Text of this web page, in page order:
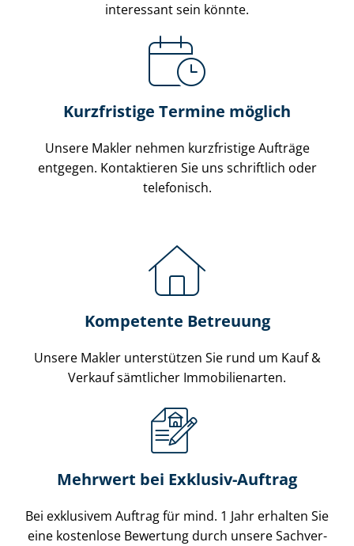
interessant sein könnte.
Kurzfristige Termine möglich
Unsere Makler nehmen kurzfristige Aufträge
entgegen. Kontaktieren Sie uns schriftlich oder
telefonisch.
Kompetente Betreuung
Unsere Makler unterstützen Sie rund um Kauf &
Verkauf sämtlicher Immobilienarten.
Mehrwert bei Exklusiv-Auftrag
Bei exklusivem Auftrag für mind. 1 Jahr erhalten Sie
eine kostenlose Bewertung durch unsere Sach­ver­